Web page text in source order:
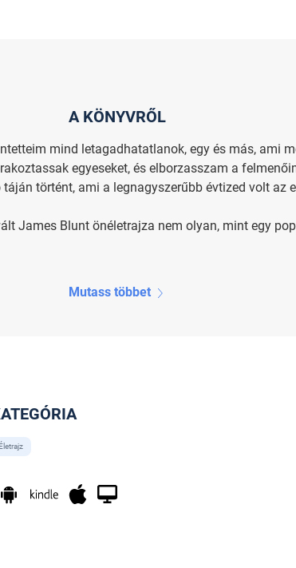
A KÖNYVRŐL
mind letagadhatatlanok, egy és más, ami
egyeseket, és elborzasszam a
történt, ami a legnagyszerűbb évtized volt az
James Blunt önéletrajza nem olyan, mint egy
Mutass többet
Életrajz